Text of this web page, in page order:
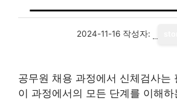
2024-11-16 작성자:
공무원 채용 과정에서 신체검사는
이 과정에서의 모든 단계를 이해